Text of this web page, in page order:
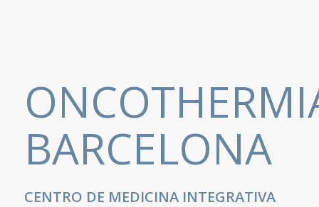
BARCELONA
CENTRO DE MEDICINA INTEGRATIVA